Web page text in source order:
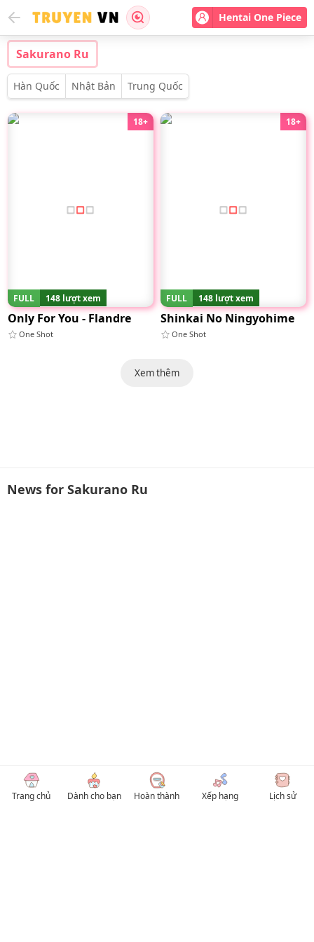
Hentai One Piece
Trang chủ Dành cho bạn Hoàn thành Xếp hạng Lịch sử
Sakurano Ru
Hàn Quốc Nhật Bản Trung Quốc
18+
FULL 148 lượt xem
Only For You - Flandre
One Shot
18+
FULL 148 lượt xem
Shinkai No Ningyohime
One Shot
Xem thêm
News for Sakurano Ru